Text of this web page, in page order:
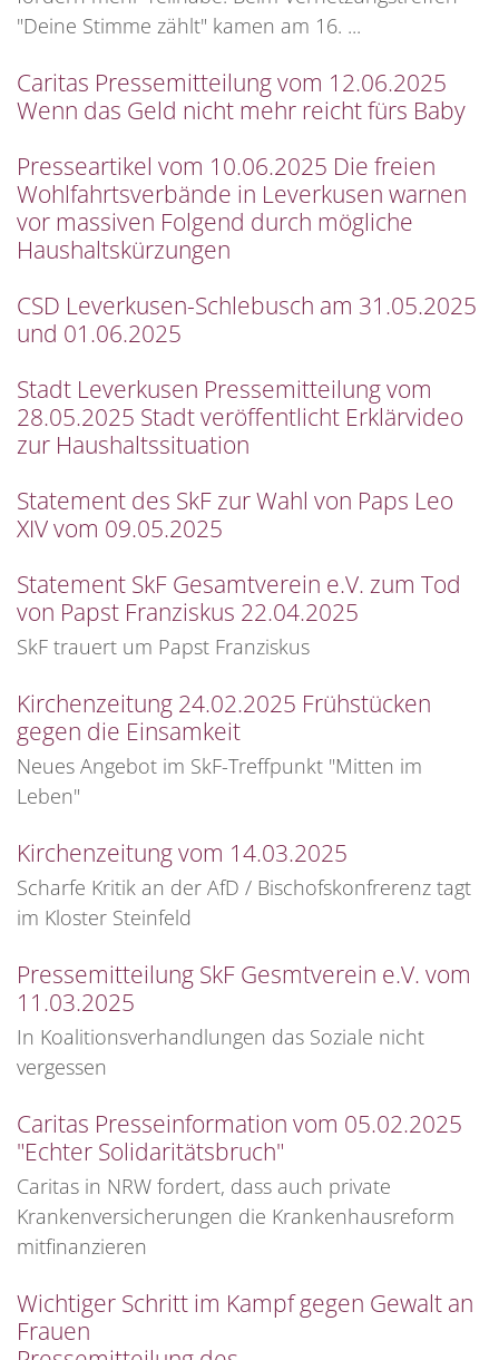
"Deine Stimme zählt" kamen am 16. ...
Caritas Pressemitteilung vom 12.06.2025
Wenn das Geld nicht mehr reicht fürs Baby
Presseartikel vom 10.06.2025 Die freien
Wohlfahrtsverbände in Leverkusen warnen
vor massiven Folgend durch mögliche
Haushaltskürzungen
CSD Leverkusen-Schlebusch am 31.05.2025
und 01.06.2025
Stadt Leverkusen Pressemitteilung vom
28.05.2025 Stadt veröffentlicht Erklärvideo
zur Haushaltssituation
Statement des SkF zur Wahl von Paps Leo
XIV vom 09.05.2025
Statement SkF Gesamtverein e.V. zum Tod
von Papst Franziskus 22.04.2025
SkF trauert um Papst Franziskus
Kirchenzeitung 24.02.2025 Frühstücken
gegen die Einsamkeit
Neues Angebot im SkF-Treffpunkt "Mitten im
Leben"
Kirchenzeitung vom 14.03.2025
Scharfe Kritik an der AfD / Bischofskonfrerenz tagt
im Kloster Steinfeld
Pressemitteilung SkF Gesmtverein e.V. vom
11.03.2025
In Koalitionsverhandlungen das Soziale nicht
vergessen
Caritas Presseinformation vom 05.02.2025
"Echter Solidaritätsbruch"
Caritas in NRW fordert, dass auch private
Krankenversicherungen die Krankenhausreform
mitfinanzieren
Wichtiger Schritt im Kampf gegen Gewalt an
Frauen